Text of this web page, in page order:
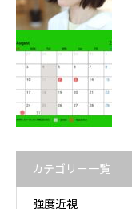
カテゴリー一覧
強度近視